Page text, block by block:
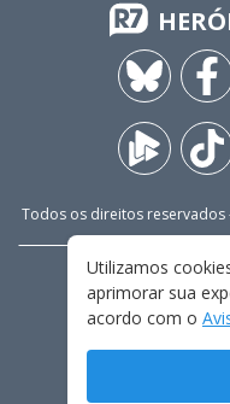
Todos os direitos reservados
TERMOS
Utilizamos
aprimorar sua
acordo com o